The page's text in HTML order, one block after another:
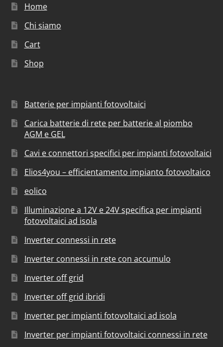
Home
Chi siamo
Cart
Shop
Batterie per impianti fotovoltaici
Carica batterie di rete per batterie al piombo
AGM e GEL
Cavi e connettori specifici per impianti fotovoltaici
Elios4you – efficientamento impianto fotovoltaico
eolico
Illuminazione a 12V e 24V specifica per impianti
fotovoltaici ad isola
Inverter connessi in rete
Inverter connessi in rete con accumulo
Inverter off grid
Inverter off grid ibridi
Inverter per impianti fotovoltaici ad isola
Inverter per impianti fotovoltaici connessi in rete